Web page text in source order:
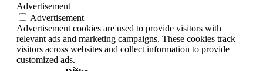
Advertisement
Advertisement
Advertisement cookies are used to provide visitors with
relevant ads and marketing campaigns. These cookies track
visitors across websites and collect information to provide
customized ads.